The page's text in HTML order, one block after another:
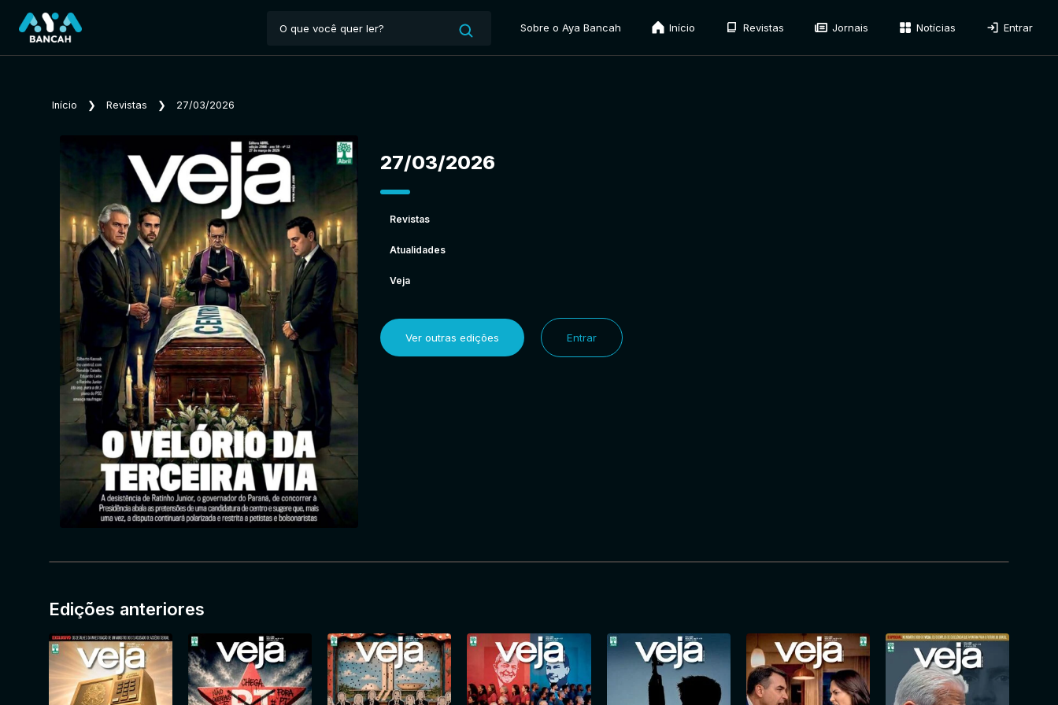
Sobre o Aya Bancah Início Revistas Jornais Notícias Entrar
Início ❯ Revistas ❯ 27/03/2026
27/03/2026
Revistas
Atualidades
Veja
Ver outras edições Entrar
Edições anteriores